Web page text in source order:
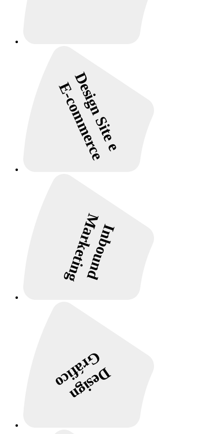
Design Site e
E-commerce
Inbound
Marketing
Design
Gráfico